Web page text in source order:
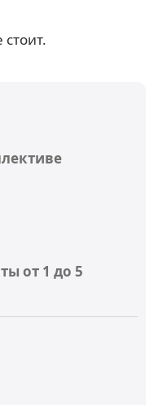
от 1 до 5